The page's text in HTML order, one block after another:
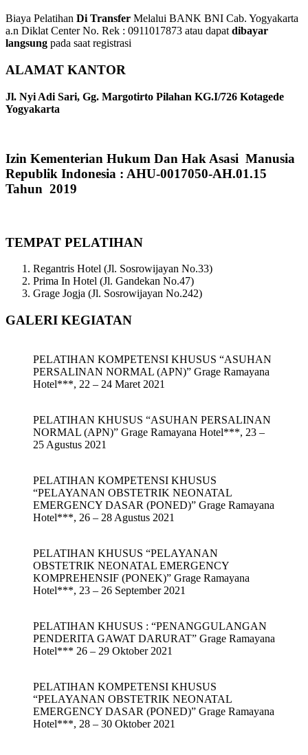
Biaya Pelatihan Di Transfer Melalui BANK BNI Cab. Yogyakarta
a.n Diklat Center No. Rek : 0911017873 atau dapat dibayar
langsung pada saat registrasi
ALAMAT KANTOR
Jl. Nyi Adi Sari, Gg. Margotirto Pilahan KG.I/726 Kotagede
Yogyakarta
Izin Kementerian Hukum Dan Hak Asasi Manusia
Republik Indonesia : AHU-0017050-AH.01.15
Tahun 2019
TEMPAT PELATIHAN
Regantris Hotel (Jl. Sosrowijayan No.33)
Prima In Hotel (Jl. Gandekan No.47)
Grage Jogja (Jl. Sosrowijayan No.242)
GALERI KEGIATAN
PELATIHAN KOMPETENSI KHUSUS “ASUHAN
PERSALINAN NORMAL (APN)” Grage Ramayana
Hotel***, 22 – 24 Maret 2021
PELATIHAN KHUSUS “ASUHAN PERSALINAN
NORMAL (APN)” Grage Ramayana Hotel***, 23 –
25 Agustus 2021
PELATIHAN KOMPETENSI KHUSUS
“PELAYANAN OBSTETRIK NEONATAL
EMERGENCY DASAR (PONED)” Grage Ramayana
Hotel***, 26 – 28 Agustus 2021
PELATIHAN KHUSUS “PELAYANAN
OBSTETRIK NEONATAL EMERGENCY
KOMPREHENSIF (PONEK)” Grage Ramayana
Hotel***, 23 – 26 September 2021
PELATIHAN KHUSUS : “PENANGGULANGAN
PENDERITA GAWAT DARURAT” Grage Ramayana
Hotel*** 26 – 29 Oktober 2021
PELATIHAN KOMPETENSI KHUSUS
“PELAYANAN OBSTETRIK NEONATAL
EMERGENCY DASAR (PONED)” Grage Ramayana
Hotel***, 28 – 30 Oktober 2021